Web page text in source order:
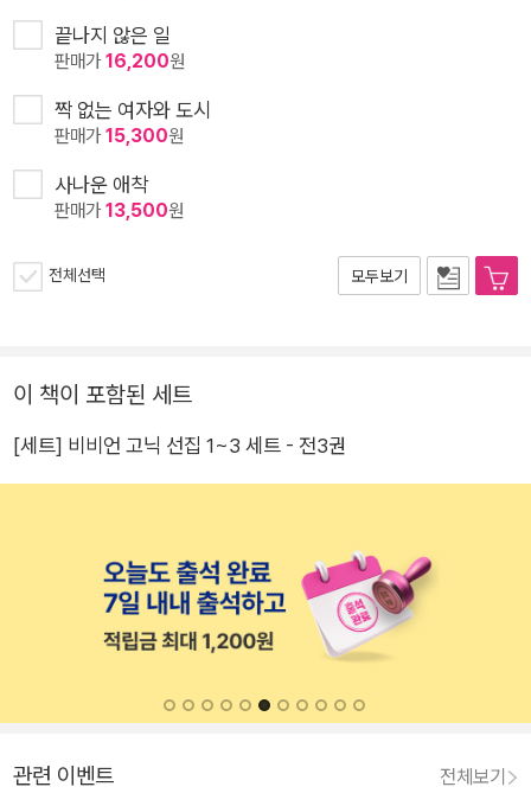
끝나지 않은 일
판매가16,200원
짝 없는 여자와 도시
판매가15,300원
사나운 애착
판매가13,500원
전체선택 모두보기
이 책이 포함된 세트
[세트] 비비언 고닉 선집 1~3 세트 - 전3권
관련 이벤트 전체보기